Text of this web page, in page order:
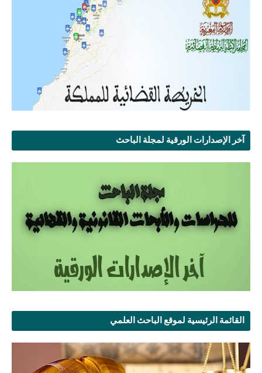
آخر الإصدارات الورقية لمجلة الباحث
القائمة الرئيسية لموقع الباحث العلمي